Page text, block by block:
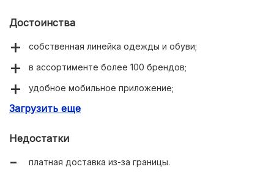
Достоинства
собственная линейка одежды и обуви;
в ассортименте более 100 брендов;
удобное мобильное приложение;
стильный дизайн сайта;
Загрузить еще
Недостатки
платная доставка из-за границы.